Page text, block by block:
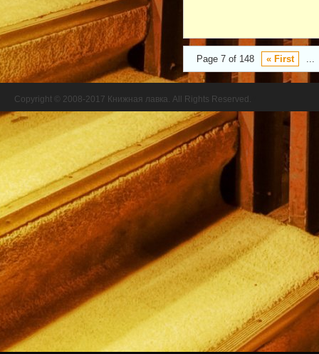
Page 7 of 148 « First ...
Copyright © 2008-2017 Книжная лавка. All Rights Reserved.